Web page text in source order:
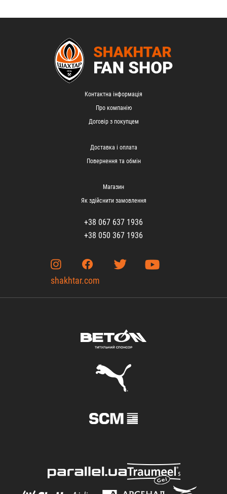
Контактна інформація
Про компанію
Договір з покупцем
Доставка і оплата
Повернення та обмін
Магазин
Як здійснити замовлення
+38 067 637 1936
+38 050 367 1936
shakhtar.com